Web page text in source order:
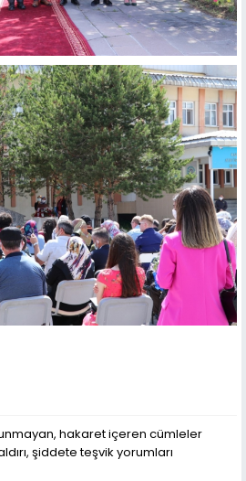
hakaret içeren cümleler
şiddete teşvik yorumları